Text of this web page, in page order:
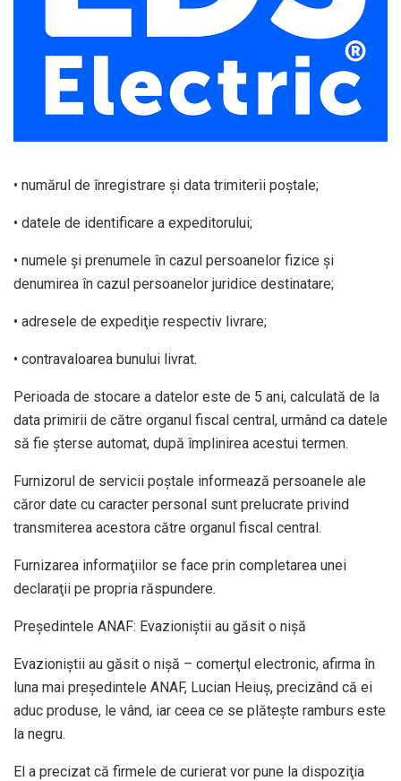
• numărul de înregistrare şi data trimiterii poştale;
• datele de identificare a expeditorului;
• numele şi prenumele în cazul persoanelor fizice şi
denumirea în cazul persoanelor juridice destinatare;
• adresele de expediţie respectiv livrare;
• contravaloarea bunului livrat.
Perioada de stocare a datelor este de 5 ani, calculată de la
data primirii de către organul fiscal central, urmând ca datele
să fie şterse automat, după împlinirea acestui termen.
Furnizorul de servicii poştale informează persoanele ale
căror date cu caracter personal sunt prelucrate privind
transmiterea acestora către organul fiscal central.
Furnizarea informaţiilor se face prin completarea unei
declaraţii pe propria răspundere.
Președintele ANAF: Evazioniștii au găsit o nișă
Evazioniştii au găsit o nişă – comerţul electronic, afirma în
luna mai preşedintele ANAF, Lucian Heiuş, precizând că ei
aduc produse, le vând, iar ceea ce se plăteşte ramburs este
la negru.
El a precizat că firmele de curierat vor pune la dispoziţia